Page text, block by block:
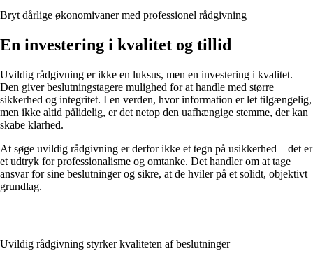
Bryt dårlige økonomivaner med professionel rådgivning
En investering i kvalitet og tillid
Uvildig rådgivning er ikke en luksus, men en investering i kvalitet.
Den giver beslutningstagere mulighed for at handle med større
sikkerhed og integritet. I en verden, hvor information er let tilgængelig,
men ikke altid pålidelig, er det netop den uafhængige stemme, der kan
skabe klarhed.
At søge uvildig rådgivning er derfor ikke et tegn på usikkerhed – det er
et udtryk for professionalisme og omtanke. Det handler om at tage
ansvar for sine beslutninger og sikre, at de hviler på et solidt, objektivt
grundlag.
Uvildig rådgivning styrker kvaliteten af beslutninger